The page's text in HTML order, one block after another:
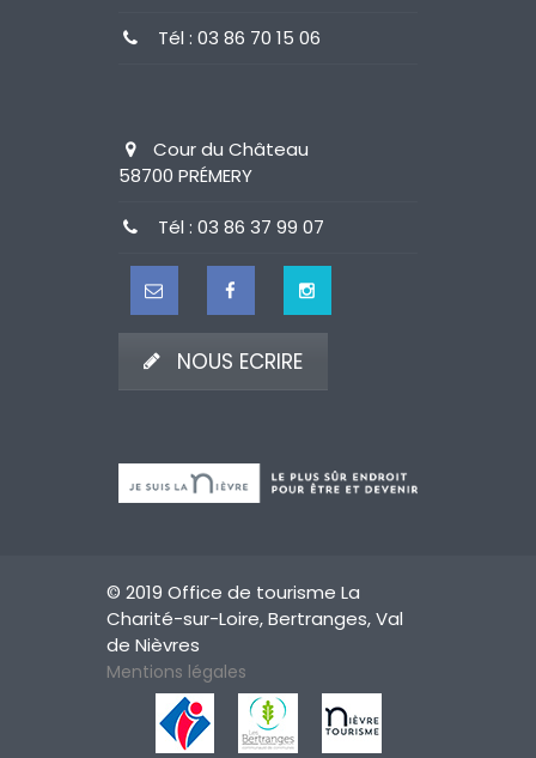
Tél : 03 86 70 15 06
Cour du Château
58700 PRÉMERY
Tél : 03 86 37 99 07
NOUS ECRIRE
© 2019 Office de tourisme La
Charité-sur-Loire, Bertranges, Val
de Nièvres
Mentions légales